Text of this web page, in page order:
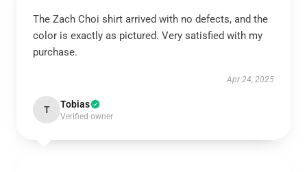
The Zach Choi shirt arrived with no defects, and the
color is exactly as pictured. Very satisfied with my
purchase.
Apr 24, 2025
T Tobias
Verified owner